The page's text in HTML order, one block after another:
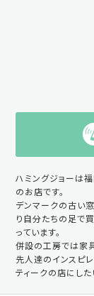
ハミングジョーは
のお店です。
デンマークの古い
り自分たちの足で
っています。
併設の工房では家
先人達のインスピ
ティークの店にした